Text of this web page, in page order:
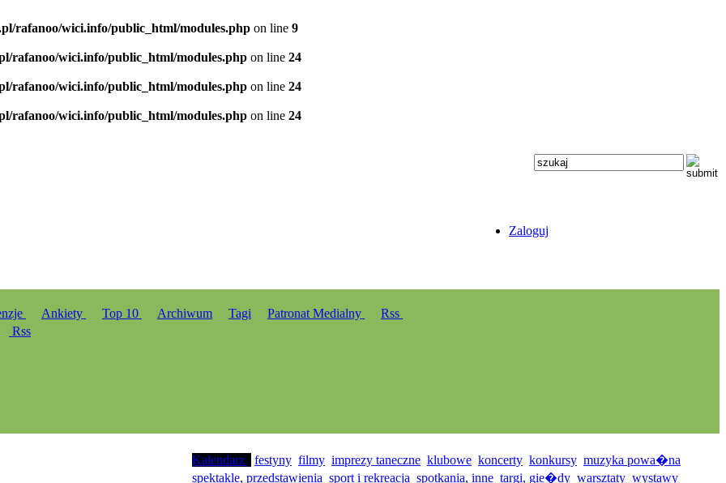
rafanoo/wici.info/public_html/modules.php on line 9
rafanoo/wici.info/public_html/modules.php on line 24
rafanoo/wici.info/public_html/modules.php on line 24
rafanoo/wici.info/public_html/modules.php on line 24
Zaloguj
Ankiety Top 10 Archiwum Tagi Patronat Medialny
Rss
Rss
Kalendarz festyny filmy imprezy taneczne klubowe koncerty konkursy muzyka powa�na
spektakle, przedstawienia sport i rekreacja spotkania, inne targi, gie�dy warsztaty wystawy